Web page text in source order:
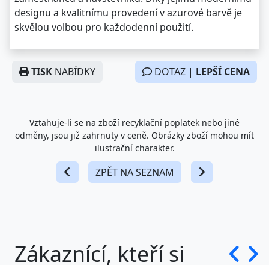
designu a kvalitnímu provedení v azurové barvě je
skvělou volbou pro každodenní použití.
TISK NABÍDKY DOTAZ | LEPŠÍ CENA
Vztahuje-li se na zboží recyklační poplatek nebo jiné
odměny, jsou již zahrnuty v ceně. Obrázky zboží mohou mít
ilustrační charakter.
ZPĚT NA SEZNAM
Zákaznící, kteří si